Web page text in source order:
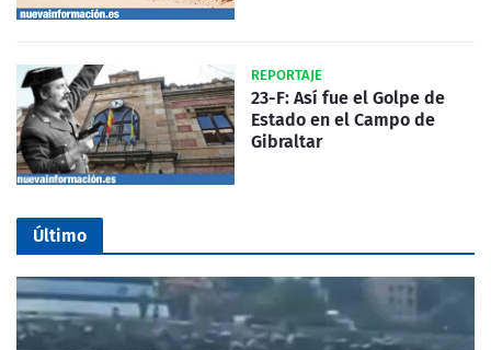
REPORTAJE
23-F: Así fue el Golpe de
Estado en el Campo de
Gibraltar
Último